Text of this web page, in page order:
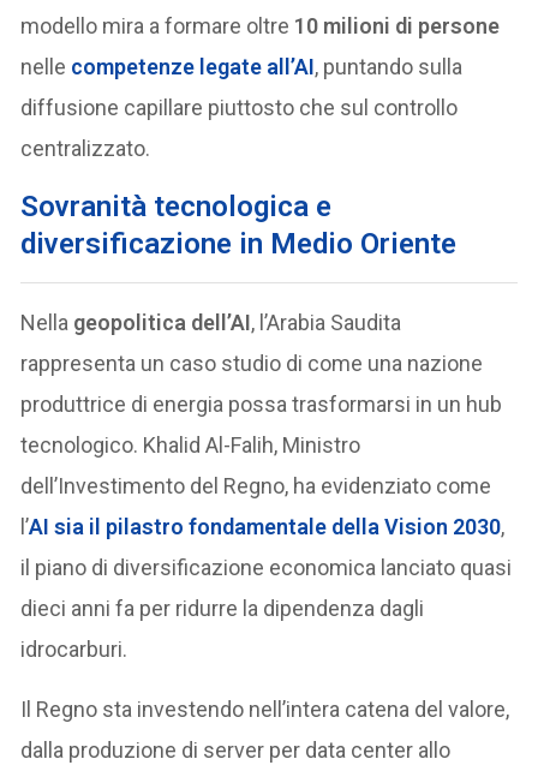
modello mira a formare oltre 10 milioni di persone
nelle competenze legate all’AI, puntando sulla
diffusione capillare piuttosto che sul controllo
centralizzato.
Sovranità tecnologica e
diversificazione in Medio Oriente
Nella geopolitica dell’AI, l’Arabia Saudita
rappresenta un caso studio di come una nazione
produttrice di energia possa trasformarsi in un hub
tecnologico. Khalid Al-Falih, Ministro
dell’Investimento del Regno, ha evidenziato come
l’AI sia il pilastro fondamentale della Vision 2030,
il piano di diversificazione economica lanciato quasi
dieci anni fa per ridurre la dipendenza dagli
idrocarburi.
Il Regno sta investendo nell’intera catena del valore,
dalla produzione di server per data center allo